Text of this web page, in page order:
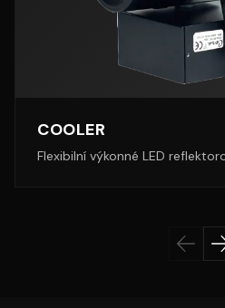
COOLER
Flexibilní výkonné LED